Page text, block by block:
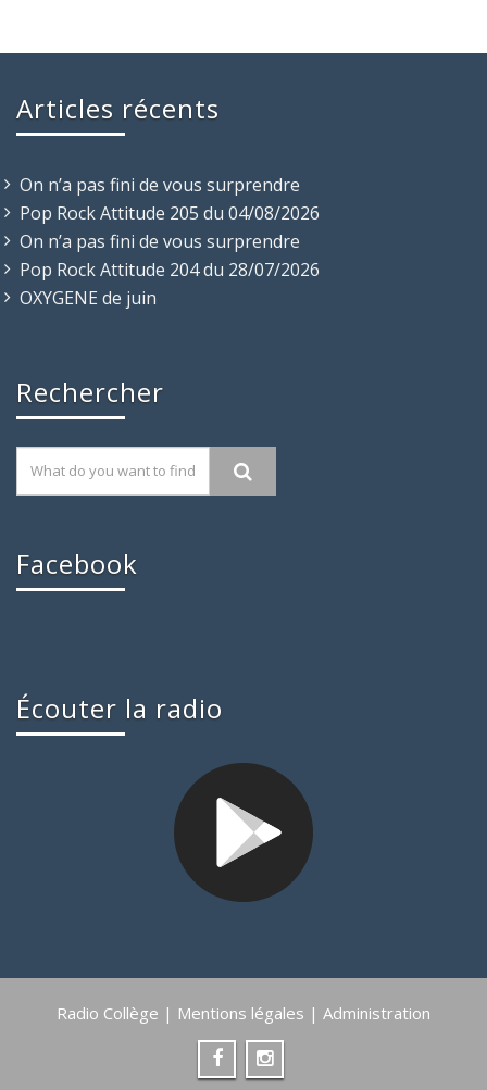
Articles récents
On n’a pas fini de vous surprendre
Pop Rock Attitude 205 du 04/08/2026
On n’a pas fini de vous surprendre
Pop Rock Attitude 204 du 28/07/2026
OXYGENE de juin
Rechercher
Facebook
Écouter la radio
Radio Collège | Mentions légales | Administration